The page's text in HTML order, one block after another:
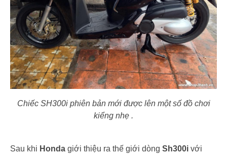
Chiếc SH300i phiên bản mới được lên một số đồ chơi
kiểng nhẹ .
Sau khi Honda giới thiệu ra thế giới dòng Sh300i với